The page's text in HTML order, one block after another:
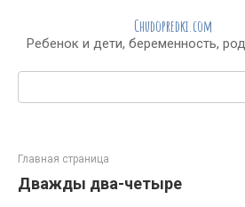
контенту
Chudopredki.com
Ребенок и дети, беременность,
Поиск:
Главная страница
Дважды два-четыре